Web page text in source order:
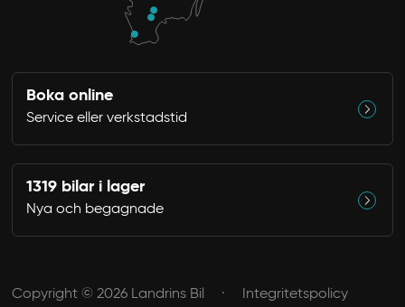
Boka online
Service eller verkstadstid
1319 bilar i lager
Nya och begagnade
Copyright © 2026 Landrins Bil Integritetspolicy